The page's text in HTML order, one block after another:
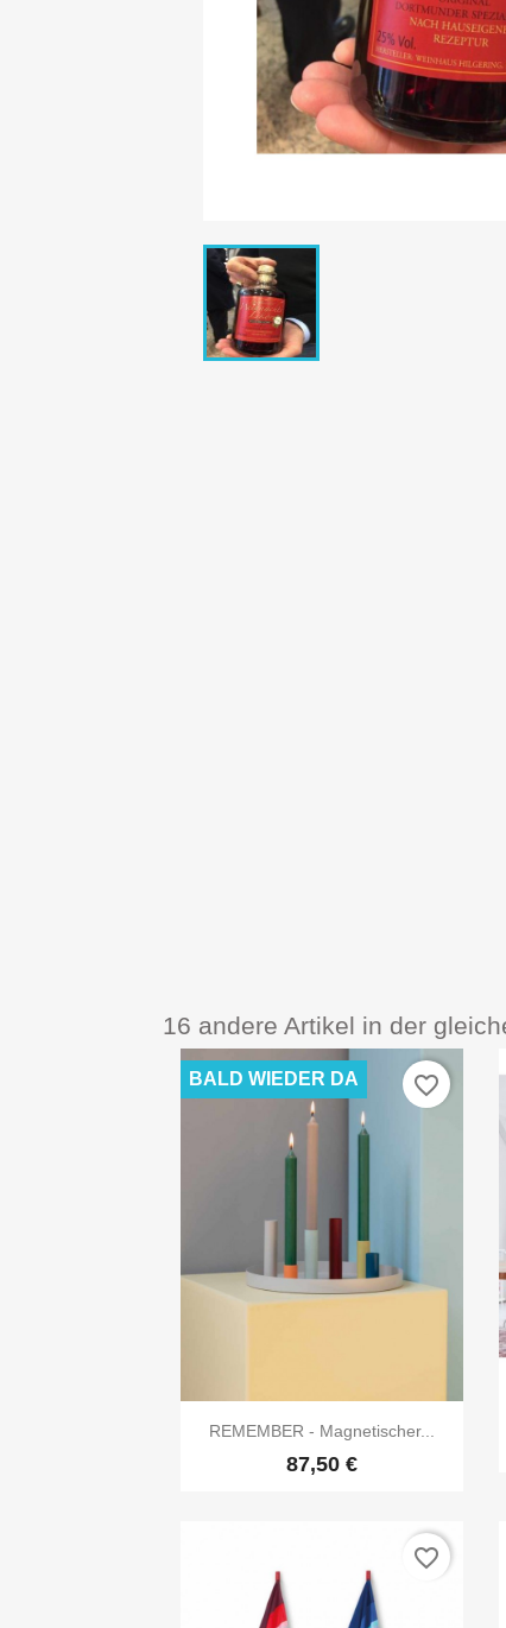
16 andere Artikel in der
Vorschau
REMEMBER - Magnetischer...
87,50 €
BALD WIEDER DA favorite_border
favorite_border